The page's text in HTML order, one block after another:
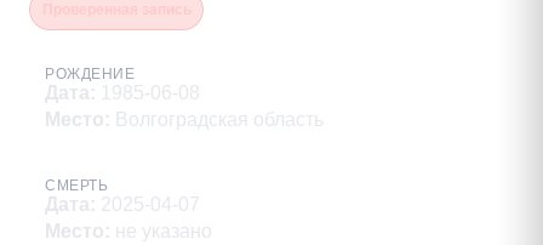
РОЖДЕНИЕ
Дата: 1985-06-08
Место: Волгоградская область
СМЕРТЬ
Дата: 2025-04-07
Место: не указано